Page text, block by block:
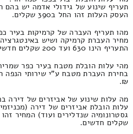
תעריף שינוע של גידולי אדמה יש בהם
העסק העלות זהו החל ב390 שקלים.
מהו תעריף העברה של קרמיקות בעיר
מחיר העברת קרמיקה ושיש
התעריף הינו 630 ועד 200 שקלים חדשים.
מהי עלות הובלת מטבח בעיר כפר
₪.
מה עלות שינוע של אביזרים של דירה
עלות הובלת אביזרים של דירה
שקלים חדשים.